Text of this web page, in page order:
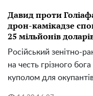
Давид проти
дрон-камікадзе
25 мільйонів
Російський зенітно-
на честь грізного
куполом для